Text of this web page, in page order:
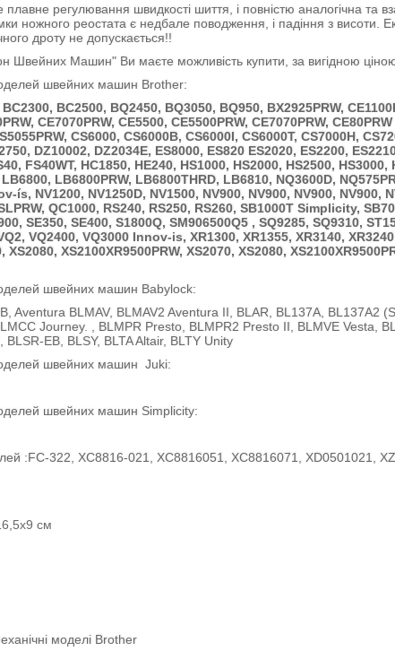
регулювання швидкості шиття, і повністю аналогічна та
ножного реостата є недбале поводження, і падіння з висоти.
дроту не допускається!!
Машин" Ви маєте можливість купити, за вигідною
швейних машин Brother:
BC2500, BQ2450, BQ3050, BQ950, BX2925PRW,
CE7070PRW, CE5500, CE5500PRW, CE7070PRW,
CS6000, CS6000B, CS6000I, CS6000T, CS7000H,
DZ10002, DZ2034E, ES8000, ES820 ES2020, ES2200,
FS40WT, HC1850, HE240, HS1000, HS2000, HS2500,
LB6800PRW, LB6800THRD, LB6810, NQ3600D,
ís, NV1200, NV1250D, NV1500, NV900, NV900, NV900, NV900,
QC1000, RS240, RS250, RS260, SB1000T Simplicity,
SE350, SE400, S1800Q, SM906500Q5 , SQ9285, SQ9310,
VQ2400, VQ3000 Innov-is, XR1300, XR1355, XR3140,
XS2080, XS2100XR9500PRW, XS2070, XS2080,
швейних машин Babylock:
Aventura BLMAV, BLMAV2 Aventura II, BLAR, BL137A, BL137A2
Journey. , BLMPR Presto, BLMPR2 Presto II, BLMVE Vesta,
EB, BLSY, BLTA Altair, BLTY Unity
швейних машин Juki:
швейних машин Simplicity:
:FC-322, XC8816-021, XC8816051, XC8816071, XD0501021,
см
моделі Brother